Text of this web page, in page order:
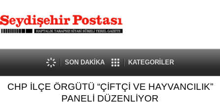
SON DAKİKA KATEGORİLER
CHP İLÇE ÖRGÜTÜ “ÇİFTÇİ VE HAYVANCILIK”
PANELİ DÜZENLİYOR